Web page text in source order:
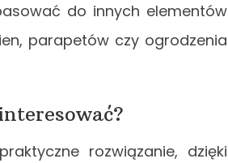
do innych elementów
parapetów czy ogrodzenia
rozwiązanie, dzięki